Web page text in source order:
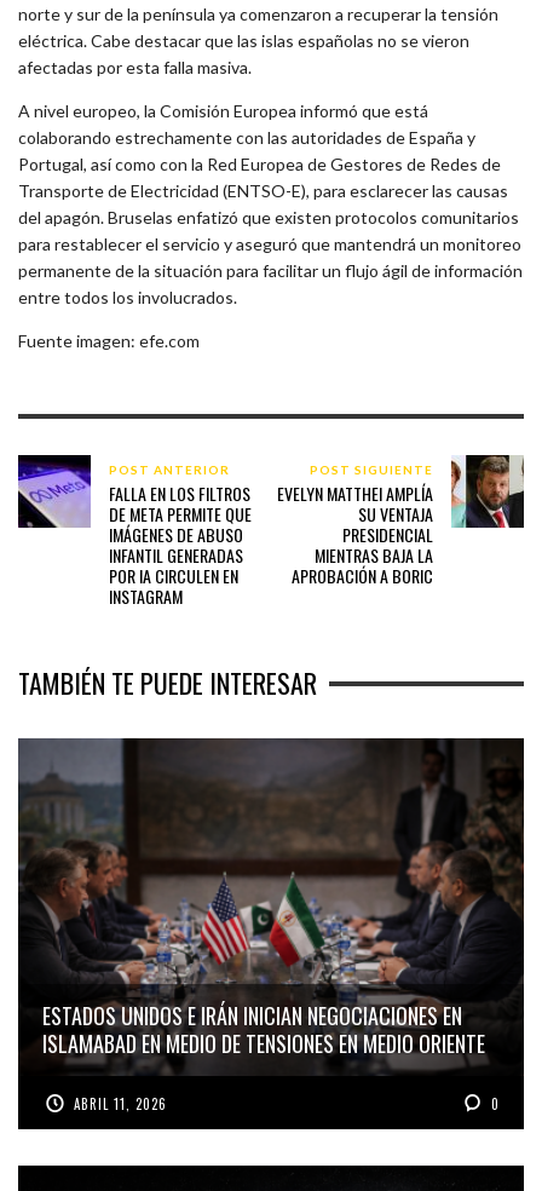
norte y sur de la península ya comenzaron a recuperar la tensión
eléctrica. Cabe destacar que las islas españolas no se vieron
afectadas por esta falla masiva.
A nivel europeo, la Comisión Europea informó que está
colaborando estrechamente con las autoridades de España y
Portugal, así como con la Red Europea de Gestores de Redes de
Transporte de Electricidad (ENTSO-E), para esclarecer las causas
del apagón. Bruselas enfatizó que existen protocolos comunitarios
para restablecer el servicio y aseguró que mantendrá un monitoreo
permanente de la situación para facilitar un flujo ágil de información
entre todos los involucrados.
Fuente imagen: efe.com
POST ANTERIOR
FALLA EN LOS FILTROS
DE META PERMITE QUE
IMÁGENES DE ABUSO
INFANTIL GENERADAS
POR IA CIRCULEN EN
INSTAGRAM
POST SIGUIENTE
EVELYN MATTHEI AMPLÍA
SU VENTAJA
PRESIDENCIAL
MIENTRAS BAJA LA
APROBACIÓN A BORIC
TAMBIÉN TE PUEDE INTERESAR
ESTADOS UNIDOS E IRÁN INICIAN NEGOCIACIONES EN
ISLAMABAD EN MEDIO DE TENSIONES EN MEDIO ORIENTE
ABRIL 11, 2026 0